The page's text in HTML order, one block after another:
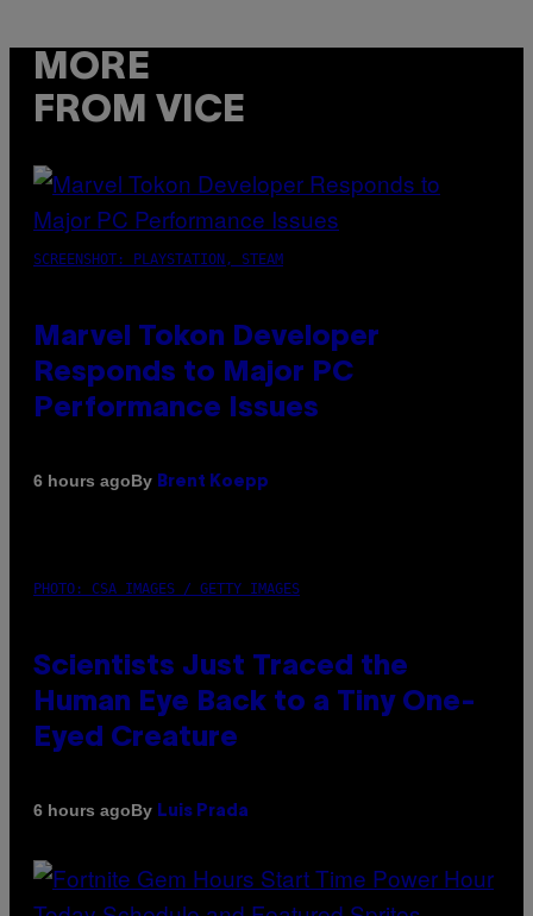
MORE
FROM VICE
SCREENSHOT: PLAYSTATION, STEAM
Marvel Tokon Developer
Responds to Major PC
Performance Issues
6 hours agoBy Brent Koepp
PHOTO: CSA IMAGES / GETTY IMAGES
Scientists Just Traced the
Human Eye Back to a Tiny One-
Eyed Creature
6 hours agoBy Luis Prada